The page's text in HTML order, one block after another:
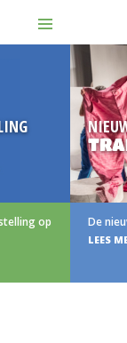
op
De
LEES